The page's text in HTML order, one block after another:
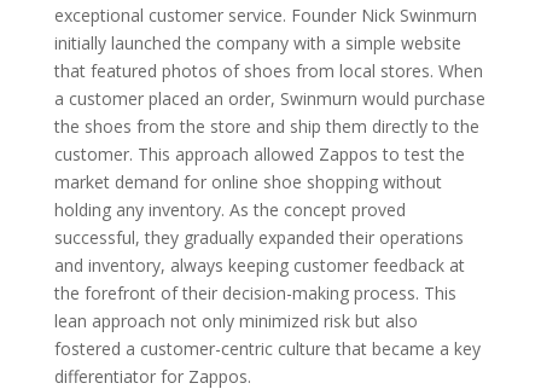
exceptional customer service. Founder Nick Swinmurn
initially launched the company with a simple website
that featured photos of shoes from local stores. When
a customer placed an order, Swinmurn would purchase
the shoes from the store and ship them directly to the
customer. This approach allowed Zappos to test the
market demand for online shoe shopping without
holding any inventory. As the concept proved
successful, they gradually expanded their operations
and inventory, always keeping customer feedback at
the forefront of their decision-making process. This
lean approach not only minimized risk but also
fostered a customer-centric culture that became a key
differentiator for Zappos.